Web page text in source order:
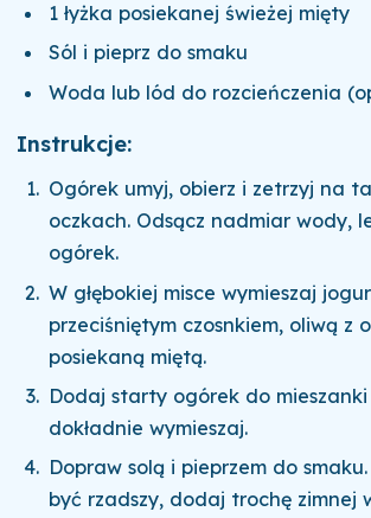
1 łyżka posiekanej świeżej mięty
Sól i pieprz do smaku
Woda lub lód do rozcieńczenia
Instrukcje:
Ogórek umyj, obierz i zetrzyj na
oczkach. Odsącz nadmiar wody,
ogórek.
W głębokiej misce wymieszaj
przeciśniętym czosnkiem, oliwą z
posiekaną miętą.
Dodaj starty ogórek do
dokładnie wymieszaj.
Dopraw solą i pieprzem do
być rzadszy, dodaj trochę zimnej